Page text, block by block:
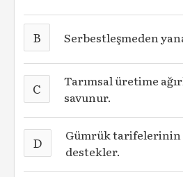
B Serbestleşmeden
C
Tarımsal üretime
savunur.
D
Gümrük tarifelerinin
destekler.